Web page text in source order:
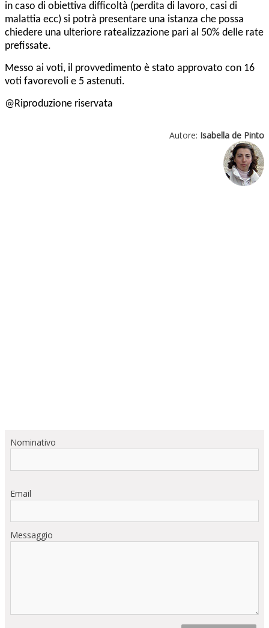
in caso di obiettiva difficoltà (perdita di lavoro, casi di
malattia ecc) si potrà presentare una istanza che possa
chiedere una ulteriore ratealizzazione pari al 50% delle rate
prefissate.
Messo ai voti, il provvedimento è stato approvato con 16
voti favorevoli e 5 astenuti.
@Riproduzione riservata
Autore: Isabella de Pinto
Nominativo
Email
Messaggio